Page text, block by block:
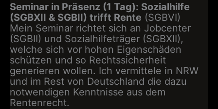
Seminar in Präsenz (1 Tag): Sozialhilfe
(SGBXII & SGBII) trifft Rente (SGBVI)
Mein Seminar richtet sich an Jobcenter
(SGBII) und Sozialhilfeträger (SGBXII),
welche sich vor hohen Eigenschäden
schützen und so Rechtssicherheit
generieren wollen. Ich vermittele in NRW
und im Rest von Deutschland die dazu
notwendigen Kenntnisse aus dem
Rentenrecht.